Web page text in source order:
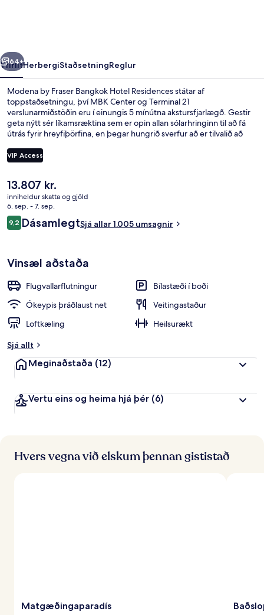
Næsta
64+
YfirlitHerbergiStaðsetningReglur
Modena by Fraser Bangkok Hotel Residences státar af
toppstaðsetningu, því MBK Center og Terminal 21
verslunarmiðstöðin eru í einungis 5 mínútna akstursfjarlægð. Gestir
geta nýtt sér líkamsræktina sem er opin allan sólarhringinn til að fá
útrás fyrir hreyfiþörfina, en þegar hungrið sverfur að er tilvalið að
hávegum höfð og opið er fyrir morgunverð, hádegisverð og
kvöldverð. Bar/setustofa, gufubað og eimbað eru meðal annarra
gististaðarins sé hjálpsamt starfsfólk. Gististaðurinn er stutt frá
almenningssamgöngum: Queen Sirikit National Convention Centre
lestarstöðin er í 6 mínútna göngufjarlægð og Khlong Toei
lestarstöðin í 10 mínútna.
VIP Access
Núverandi
verð
er
13.807 kr.
13.807 kr.
inniheldur skatta og gjöld
6. sep. - 7. sep.
Umsagnir
9,29,2 af 10
DásamlegtSjá allar 1.005 umsagnir
Vinsæl aðstaða
Flugvallarflutningur
Bílastæði í boði
Ókeypis þráðlaust net
Veitingastaður
Loftkæling
Heilsurækt
Sjá allt
Meginaðstaða (12)
Vertu eins og heima hjá þér (6)
Hvers vegna við elskum þennan gististað
Matgæðingaparadís